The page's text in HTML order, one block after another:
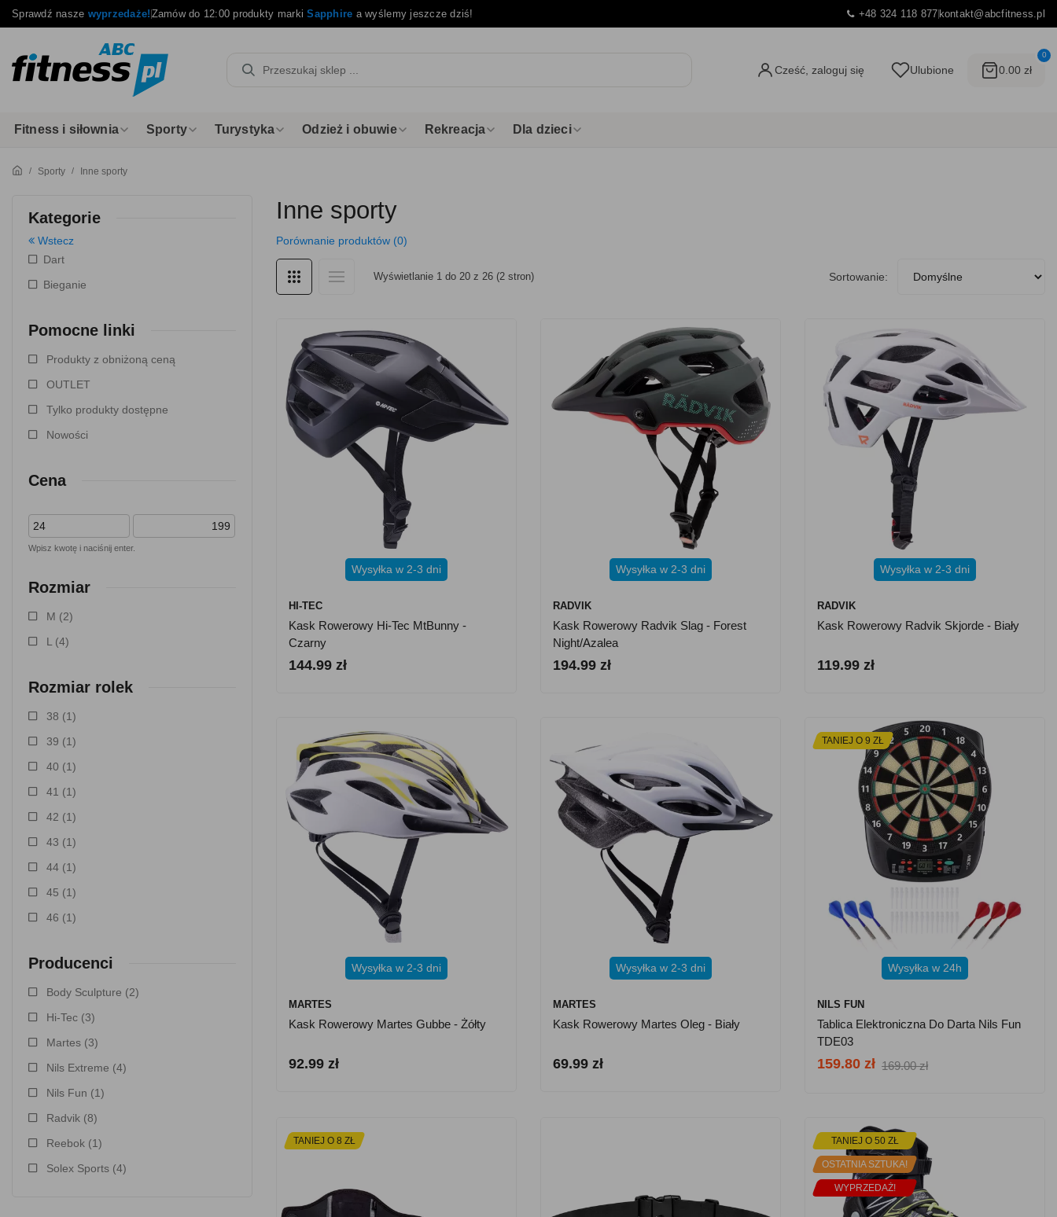
Sprawdź nasze wyprzedaże!Zamów do 12:00 produkty markiSapphire a wyślemy jeszcze dziś! +48 324 118 877kontakt@abcfitness.pl
Cześć, zaloguj się Ulubione
0
0.00 zł
Fitness i siłownia Sporty Turystyka Odzież i obuwie Rekreacja Dla dzieci
Sporty Inne sporty
Kategorie
Wstecz
Dart
Bieganie
Pomocne linki
Produkty z obniżoną ceną
OUTLET
Tylko produkty dostępne
Nowości
Cena
Wpisz kwotę i naciśnij enter.
Rozmiar
M (2)
L (4)
Rozmiar rolek
38 (1)
39 (1)
40 (1)
41 (1)
42 (1)
43 (1)
44 (1)
45 (1)
46 (1)
Producenci
Body Sculpture (2)
Hi-Tec (3)
Martes (3)
Nils Extreme (4)
Nils Fun (1)
Radvik (8)
Reebok (1)
Solex Sports (4)
Inne sporty
Porównanie produktów (0)
Wyświetlanie 1 do 20 z 26 (2 stron) Sortowanie:
Wysyłka w 2-3 dni
HI-TEC
Kask Rowerowy Hi-Tec MtBunny -
Czarny
144.99 zł
Wysyłka w 2-3 dni
RADVIK
Kask Rowerowy Radvik Slag - Forest
Night/Azalea
194.99 zł
Wysyłka w 2-3 dni
RADVIK
Kask Rowerowy Radvik Skjorde - Biały
119.99 zł
Wysyłka w 2-3 dni
MARTES
Kask Rowerowy Martes Gubbe - Żółty
92.99 zł
Wysyłka w 2-3 dni
MARTES
Kask Rowerowy Martes Oleg - Biały
69.99 zł
TANIEJ O 9 ZŁ
Wysyłka w 24h
NILS FUN
Tablica Elektroniczna Do Darta Nils Fun
TDE03
159.80 zł 169.00 zł
TANIEJ O 8 ZŁ TANIEJ O 50 ZŁ
OSTATNIA SZTUKA!
WYPRZEDAŻ!